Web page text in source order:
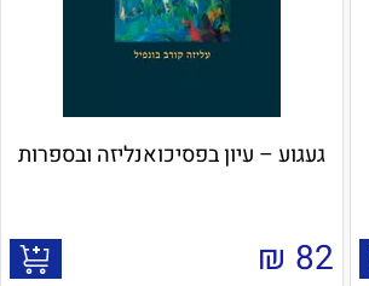
געגוע – עיון בפסיכואנליזה ובספרות
82
₪